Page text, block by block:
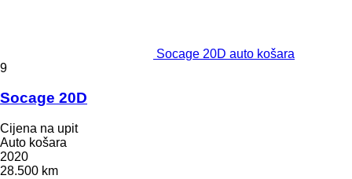
Socage 20D auto košara
9
Socage 20D
Cijena na upit
Auto košara
2020
28.500 km